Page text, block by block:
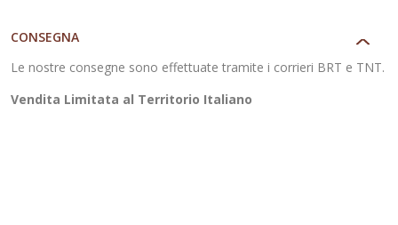
CONSEGNA
Le nostre consegne sono effettuate tramite i corrieri BRT e TNT.
Vendita Limitata al Territorio Italiano